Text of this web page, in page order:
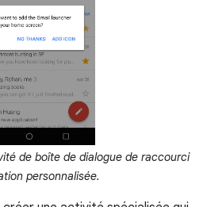
de boîte de dialogue de raccourci
personnalisée.